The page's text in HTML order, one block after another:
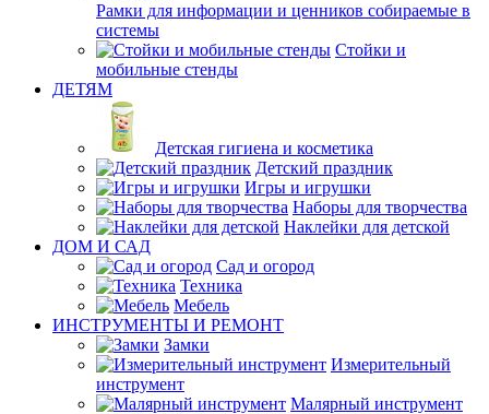
Рамки для информации и ценников собираемые в
системы
Стойки и
мобильные стенды
ДЕТЯМ
Детская гигиена и косметика
Детский праздник
Игры и игрушки
Наборы для творчества
Наклейки для детской
ДОМ И САД
Сад и огород
Техника
Мебель
ИНСТРУМЕНТЫ И РЕМОНТ
Замки
Измерительный
инструмент
Малярный инструмент